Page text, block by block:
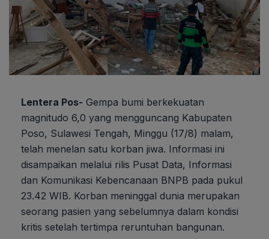
Lentera Pos- Gempa bumi berkekuatan
magnitudo 6,0 yang mengguncang Kabupaten
Poso, Sulawesi Tengah, Minggu (17/8) malam,
telah menelan satu korban jiwa. Informasi ini
disampaikan melalui rilis Pusat Data, Informasi
dan Komunikasi Kebencanaan BNPB pada pukul
23.42 WIB. Korban meninggal dunia merupakan
seorang pasien yang sebelumnya dalam kondisi
kritis setelah tertimpa reruntuhan bangunan.